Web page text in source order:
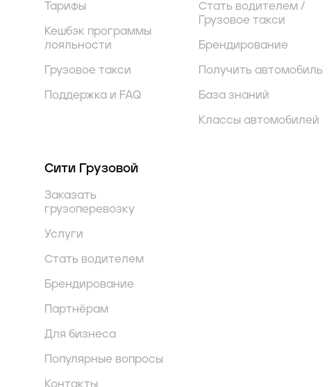
Тарифы
Кешбэк программы
лояльности
Грузовое такси
Поддержка и FAQ
Стать водителем /
Грузовое такси
Брендирование
Получить автомобиль
База знаний
Классы автомобилей
Сити Грузовой
Заказать
грузоперевозку
Услуги
Стать водителем
Брендирование
Партнёрам
Для бизнеса
Популярные вопросы
Контакты